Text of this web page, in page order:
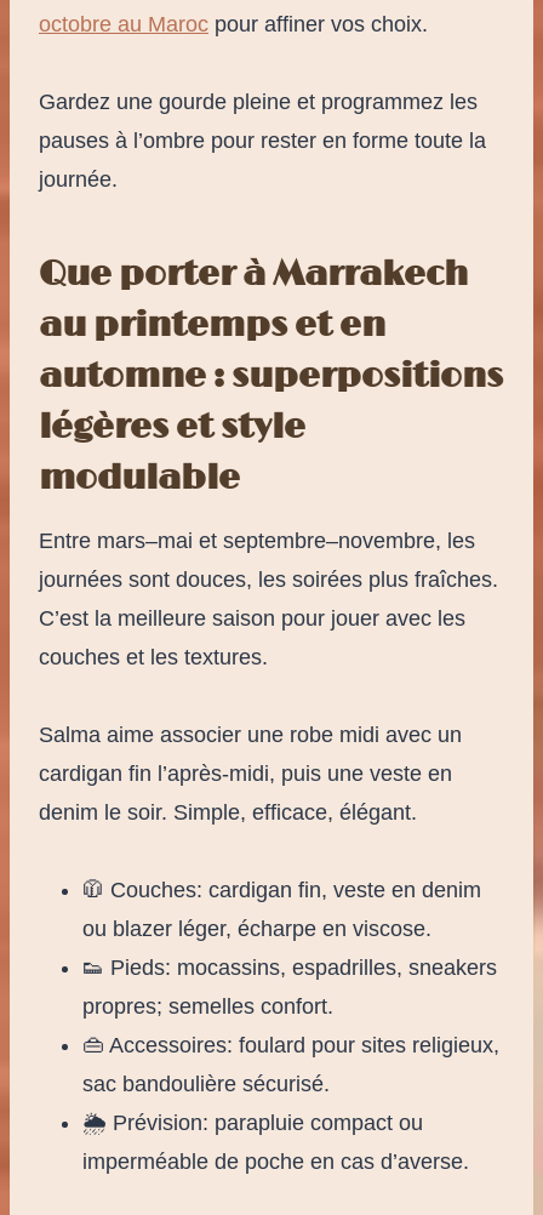
octobre au Maroc pour affiner vos choix.
Gardez une gourde pleine et programmez les
pauses à l’ombre pour rester en forme toute la
journée.
Que porter à Marrakech
au printemps et en
automne : superpositions
légères et style
modulable
Entre mars–mai et septembre–novembre, les
journées sont douces, les soirées plus fraîches.
C’est la meilleure saison pour jouer avec les
couches et les textures.
Salma aime associer une robe midi avec un
cardigan fin l’après-midi, puis une veste en
denim le soir. Simple, efficace, élégant.
🧥 Couches: cardigan fin, veste en denim
ou blazer léger, écharpe en viscose.
👟 Pieds: mocassins, espadrilles, sneakers
propres; semelles confort.
👜 Accessoires: foulard pour sites religieux,
sac bandoulière sécurisé.
🌦️ Prévision: parapluie compact ou
imperméable de poche en cas d’averse.